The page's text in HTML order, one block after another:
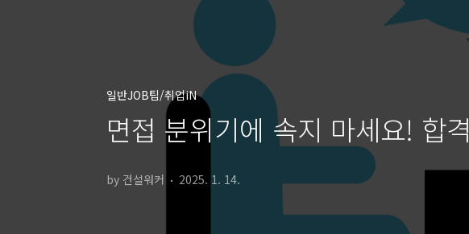
일반JOB팁/취업iN
면접 분위기에 속지 마세요! 합
by 건설워커 2025. 1. 14.